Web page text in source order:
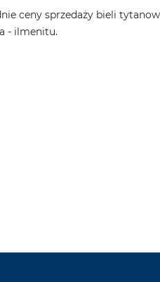
ceny sprzedaży bieli
- ilmenitu.